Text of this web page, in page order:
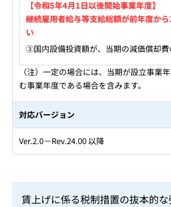
【令和5年4月1日以後開始事業年度】
継続雇用者給与等支給総額が前年度か
い
③国内設備投資額が、当期の減価償却
（注）一定の場合には、当期が設立事業
む事業年度である場合を含みます。
対応バージョン
Ver.2.0－Rev.24.00 以降
賃上げに係る税制措置の抜本的